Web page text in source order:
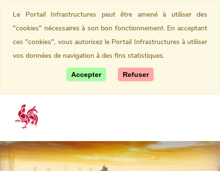
Le Portail Infrastructures peut être amené à utiliser des
"cookies" nécessaires à son bon fonctionnement. En acceptant
ces "cookies", vous autorisez le Portail Infrastructures à utiliser
vos données de navigation à des fins statistiques.
Accepter Refuser